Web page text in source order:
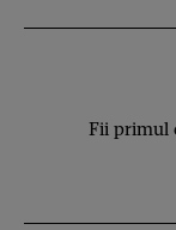
Fii primul